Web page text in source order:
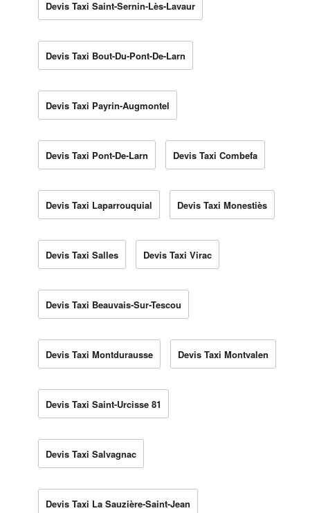
Devis Taxi Saint-Sernin-Lès-Lavaur
Devis Taxi Bout-Du-Pont-De-Larn
Devis Taxi Payrin-Augmontel
Devis Taxi Pont-De-Larn Devis Taxi Combefa
Devis Taxi Laparrouquial Devis Taxi Monestiès
Devis Taxi Salles Devis Taxi Virac
Devis Taxi Beauvais-Sur-Tescou
Devis Taxi Montdurausse Devis Taxi Montvalen
Devis Taxi Saint-Urcisse 81
Devis Taxi Salvagnac
Devis Taxi La Sauzière-Saint-Jean